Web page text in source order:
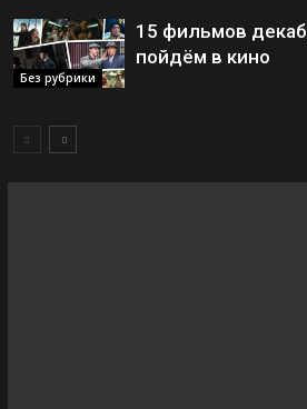
Без рубрики
15 фильмов
пойдём в кино